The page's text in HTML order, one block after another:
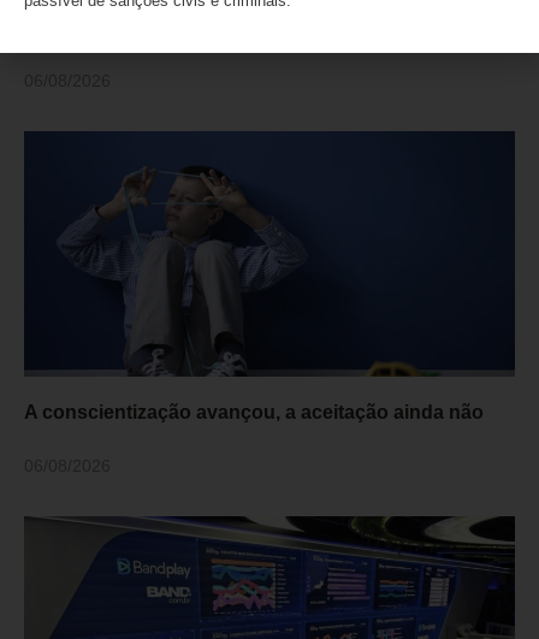
A conscientização avançou, a aceitação ainda não